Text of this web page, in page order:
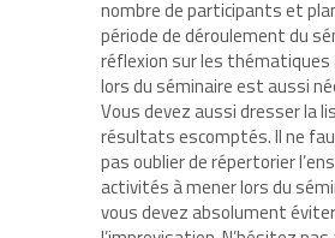
nombre de participants et
période de déroulement du
réflexion sur les thématiques
lors du séminaire est aussi
Vous devez aussi dresser la
résultats escomptés. Il ne
pas oublier de répertorier
activités à mener lors du
vous devez absolument éviter